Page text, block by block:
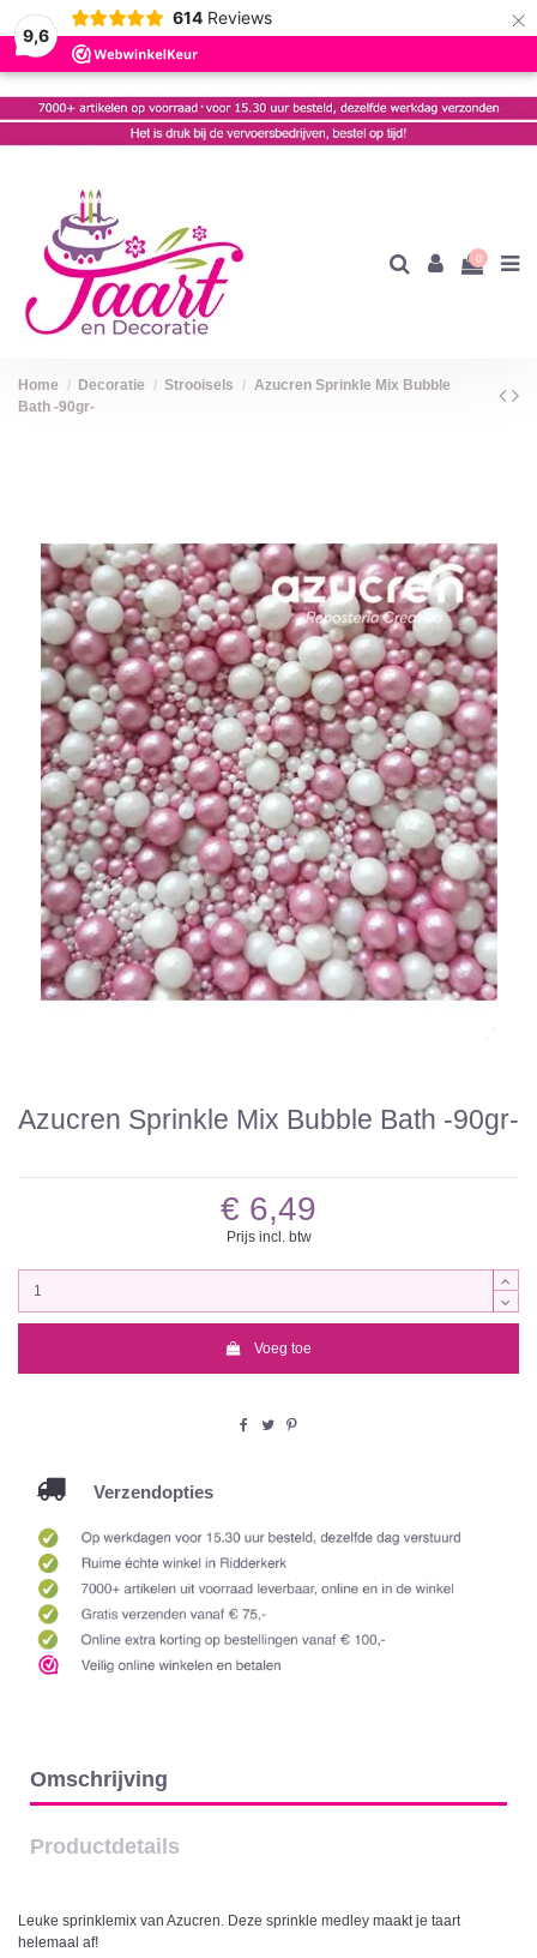
9,6
614 Reviews ×
0
Home Decoratie Strooisels
Azucren Sprinkle Mix Bubble
Bath -90gr-
Azucren Sprinkle Mix Bubble Bath -90gr-
€ 6,49
Prijs incl. btw
Voeg toe
Verzendopties
Omschrijving
Productdetails
Leuke sprinklemix van Azucren. Deze sprinkle medley maakt je taart
helemaal af!